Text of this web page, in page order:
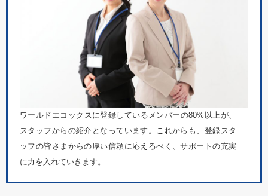
ワールドエコックスに登録しているメンバーの80%以上が、
スタッフからの紹介となっています。これからも、登録スタ
ッフの皆さまからの厚い信頼に応えるべく、サポートの充実
に力を入れていきます。